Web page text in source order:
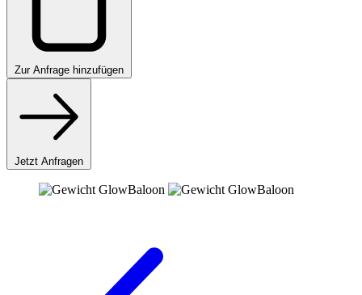
Zur Anfrage hinzufügen
Jetzt Anfragen